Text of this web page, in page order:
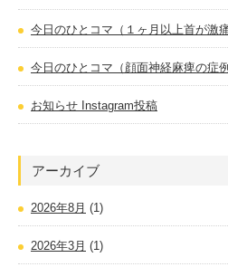
今日のひとコマ（１ヶ月以上首が激
今日のひとコマ（顔面神経麻痺の症例
お知らせ Instagram投稿
アーカイブ
2026年8月 (1)
2026年3月 (1)